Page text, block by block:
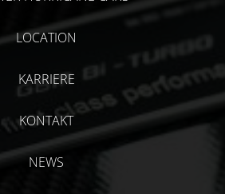
LOCATION
KARRIERE
KONTAKT
NEWS